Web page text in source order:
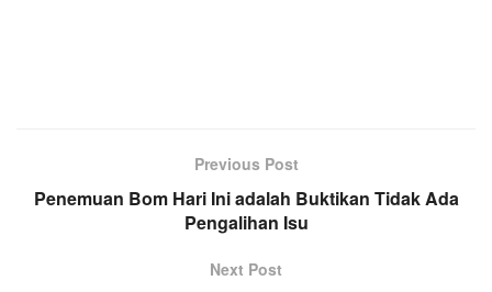
Previous Post
Penemuan Bom Hari Ini adalah Buktikan Tidak Ada
Pengalihan Isu
Next Post